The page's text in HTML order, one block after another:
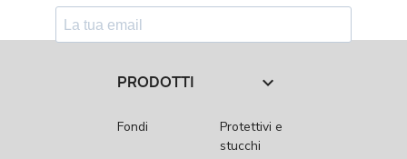
PRODOTTI 
Fondi
Protettivi e
stucchi